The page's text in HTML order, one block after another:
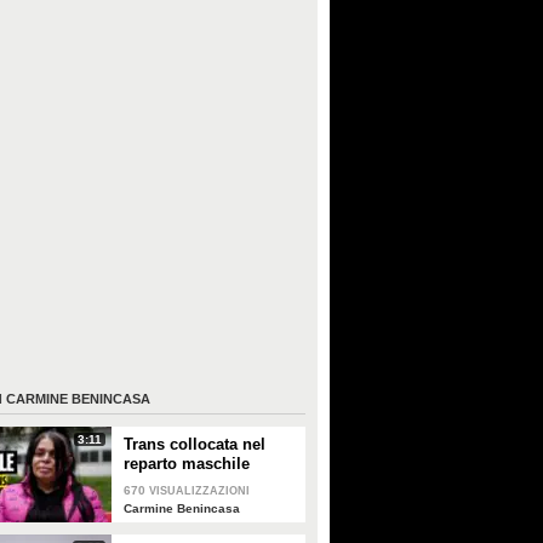
CARMINE BENINCASA
3:11
Trans collocata nel
reparto maschile
dell'ospedale di
Salerno: "Mi ha fatto
670 VISUALIZZAZIONI
Carmine Benincasa